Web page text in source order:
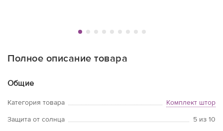
Полное описание товара
Общие
Категория товара
Комплект штор
Защита от солнца
5 из 10